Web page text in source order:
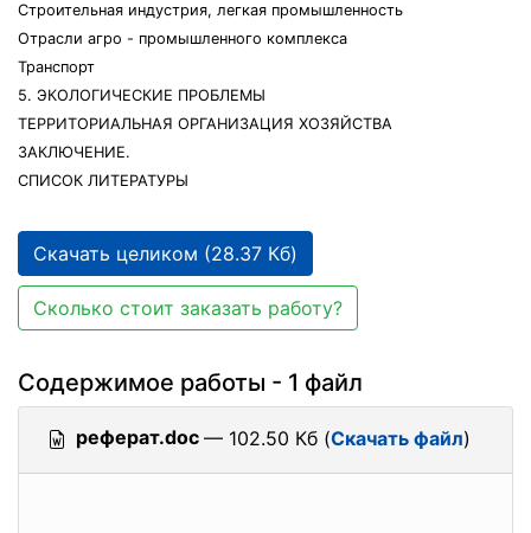
Строительная индустрия, легкая промышленность
Отрасли агро - промышленного комплекса
Транспорт
5. ЭКОЛОГИЧЕСКИЕ ПРОБЛЕМЫ
ТЕРРИТОРИАЛЬНАЯ ОРГАНИЗАЦИЯ ХОЗЯЙСТВА
ЗАКЛЮЧЕНИЕ.
СПИСОК ЛИТЕРАТУРЫ
Скачать целиком (28.37 Кб)
Сколько стоит заказать работу?
Содержимое работы - 1 файл
реферат.doc — 102.50 Кб (Скачать файл)